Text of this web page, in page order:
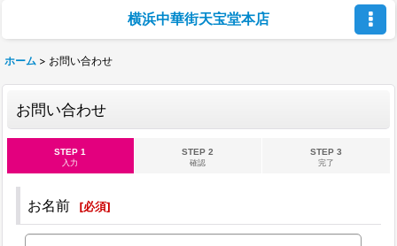
横浜中華街天宝堂本店
ホーム > お問い合わせ
お問い合わせ
STEP 1
入力
STEP 2
確認
STEP 3
完了
お名前 [必須]